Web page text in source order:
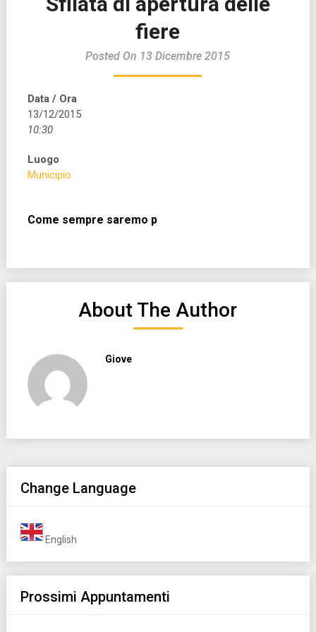
fiere
Posted On 13 Dicembre 2015
Data / Ora
13/12/2015
10:30
Luogo
Municipio
Come sempre saremo p
About The Author
Giove
Change Language
English
Prossimi Appuntamenti